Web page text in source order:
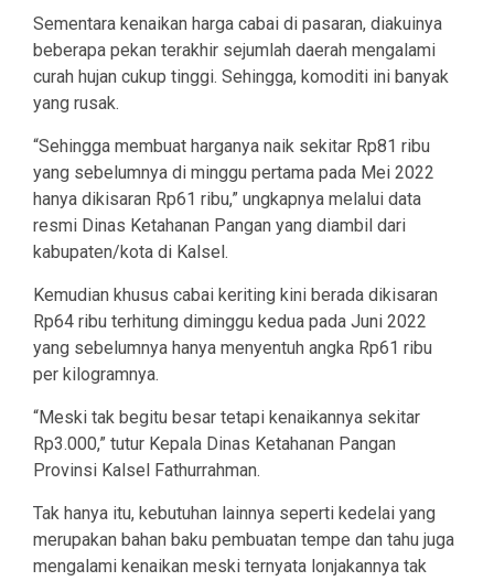
Sementara kenaikan harga cabai di pasaran, diakuinya
beberapa pekan terakhir sejumlah daerah mengalami
curah hujan cukup tinggi. Sehingga, komoditi ini banyak
yang rusak.
“Sehingga membuat harganya naik sekitar Rp81 ribu
yang sebelumnya di minggu pertama pada Mei 2022
hanya dikisaran Rp61 ribu,” ungkapnya melalui data
resmi Dinas Ketahanan Pangan yang diambil dari
kabupaten/kota di Kalsel.
Kemudian khusus cabai keriting kini berada dikisaran
Rp64 ribu terhitung diminggu kedua pada Juni 2022
yang sebelumnya hanya menyentuh angka Rp61 ribu
per kilogramnya.
“Meski tak begitu besar tetapi kenaikannya sekitar
Rp3.000,” tutur Kepala Dinas Ketahanan Pangan
Provinsi Kalsel Fathurrahman.
Tak hanya itu, kebutuhan lainnya seperti kedelai yang
merupakan bahan baku pembuatan tempe dan tahu juga
mengalami kenaikan meski ternyata lonjakannya tak